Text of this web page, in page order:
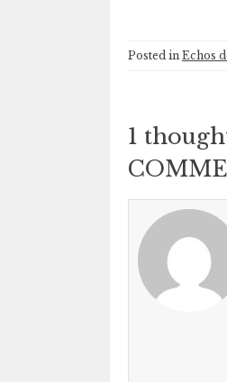
Posted in Echos
1